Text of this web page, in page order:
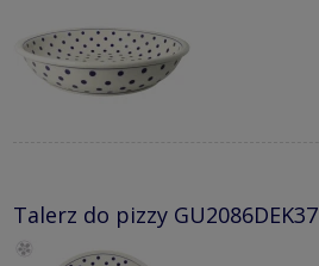
Talerz do pizzy GU2086DEK37